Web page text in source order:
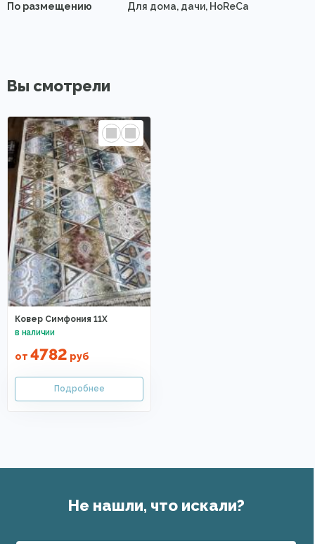
По размещению Для дома, дачи, HoReCa
Вы смотрели
Ковер Симфония 11Х
от 4782 руб
Не нашли, что искали?